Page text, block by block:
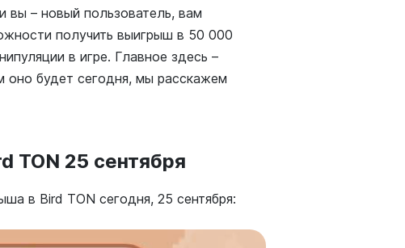
– новый пользователь, вам
получить выигрыш в 50 000
в игре. Главное здесь –
оно будет сегодня, мы расскажем
TON 25 сентября
в Bird TON сегодня, 25 сентября: